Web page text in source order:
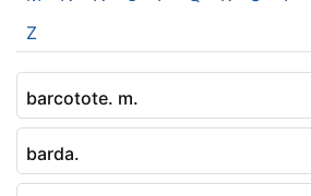
Z
barcotote. m.
barda.